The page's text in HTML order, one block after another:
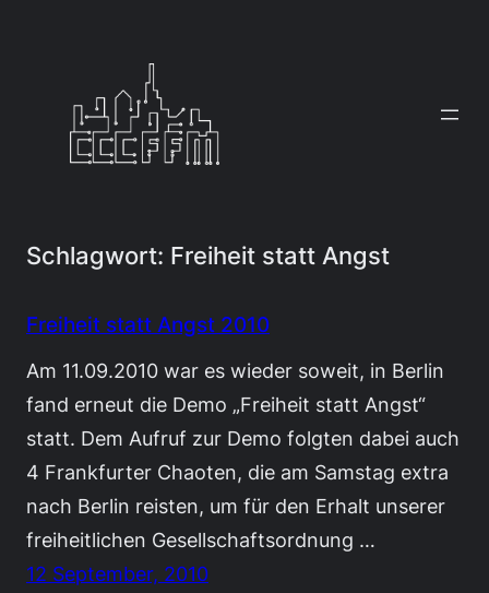
Schlagwort: Freiheit statt Angst
Freiheit statt Angst 2010
Am 11.09.2010 war es wieder soweit, in Berlin
fand erneut die Demo „Freiheit statt Angst“
statt. Dem Aufruf zur Demo folgten dabei auch
4 Frankfurter Chaoten, die am Samstag extra
nach Berlin reisten, um für den Erhalt unserer
freiheitlichen Gesellschaftsordnung …
12 September, 2010